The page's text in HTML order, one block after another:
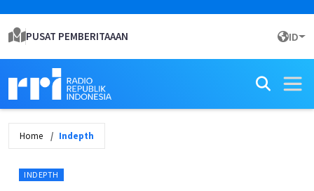
PUSAT PEMBERITAAAN ID
Home Indepth
INDEPTH